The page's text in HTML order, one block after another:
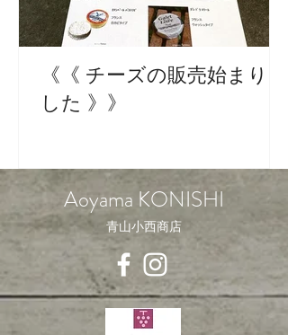
《《 チーズの販売始まりま
した 》》
Aoyama KONISHI
青山小西商店